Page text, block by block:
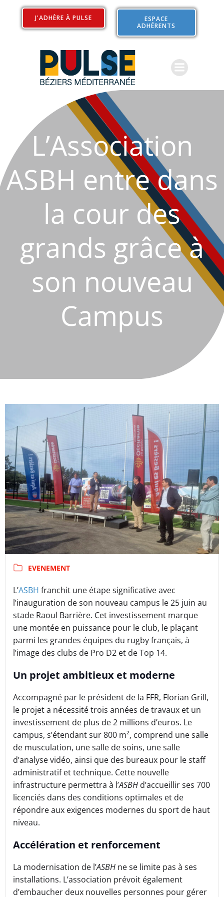
Aller
contenu
J'ADHÈRE À PULSE
ESPACE
ADHÉRENTS
L’Association
ASBH entre dans
la cour des
grands grâce à
son nouveau
Campus
EVENEMENT
L’ASBH franchit une étape significative avec
l’inauguration de son nouveau campus le 25 juin au
stade Raoul Barrière. Cet investissement marque
une montée en puissance pour le club, le plaçant
parmi les grandes équipes du rugby français, à
l’image des clubs de Pro D2 et de Top 14.
Un projet ambitieux et moderne
Accompagné par le président de la FFR, Florian Grill,
le projet a nécessité trois années de travaux et un
investissement de plus de 2 millions d’euros. Le
campus, s’étendant sur 800 m², comprend une salle
de musculation, une salle de soins, une salle
d’analyse vidéo, ainsi que des bureaux pour le staff
administratif et technique. Cette nouvelle
infrastructure permettra à l’ASBH d’accueillir ses 700
licenciés dans des conditions optimales et de
répondre aux exigences modernes du sport de haut
niveau.
Accélération et renforcement
La modernisation de l’ASBH ne se limite pas à ses
installations. L’association prévoit également
d’embaucher deux nouvelles personnes pour gérer